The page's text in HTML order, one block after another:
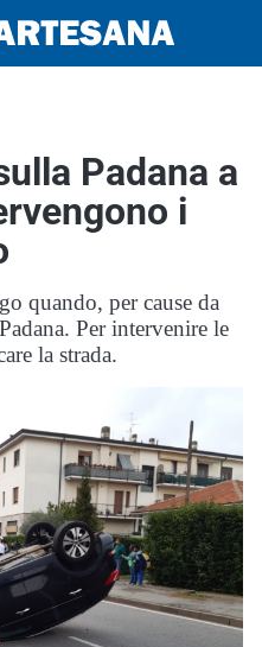
Padana a
i
quando, per cause da
Per intervenire le
la strada.